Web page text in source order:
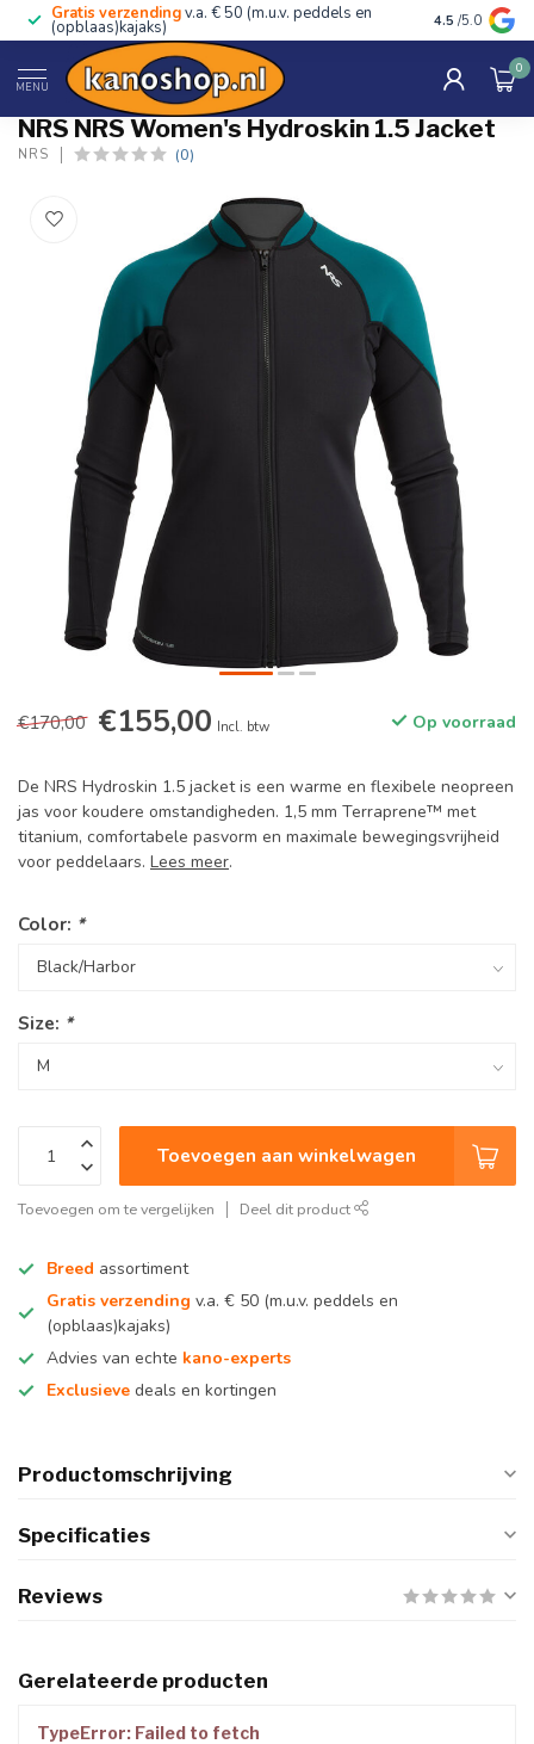
Gratis verzendingv.a. € 50 (m.u.v. peddels en
(opblaas)kajaks) Advies van
4.5 /5.0
MENU
0
Home / NRS Women's Hydroskin 1.5 Jacket
NRS NRS Women's Hydroskin 1.5 Jacket
NRS (0)
€170,00 €155,00 Incl. btw Op voorraad
De NRS Hydroskin 1.5 jacket is een warme en flexibele neopreen
jas voor koudere omstandigheden. 1,5 mm Terraprene™ met
titanium, comfortabele pasvorm en maximale bewegingsvrijheid
voor peddelaars. Lees meer.
Color: *
Size: *
Toevoegen aan winkelwagen
Toevoegen om te vergelijken Deel dit product
Breed assortiment
Gratis verzending v.a. € 50 (m.u.v. peddels en
(opblaas)kajaks)
Advies van echte kano-experts
Exclusieve deals en kortingen
Productomschrijving
Specificaties
Reviews
Gerelateerde producten
TypeError: Failed to fetch